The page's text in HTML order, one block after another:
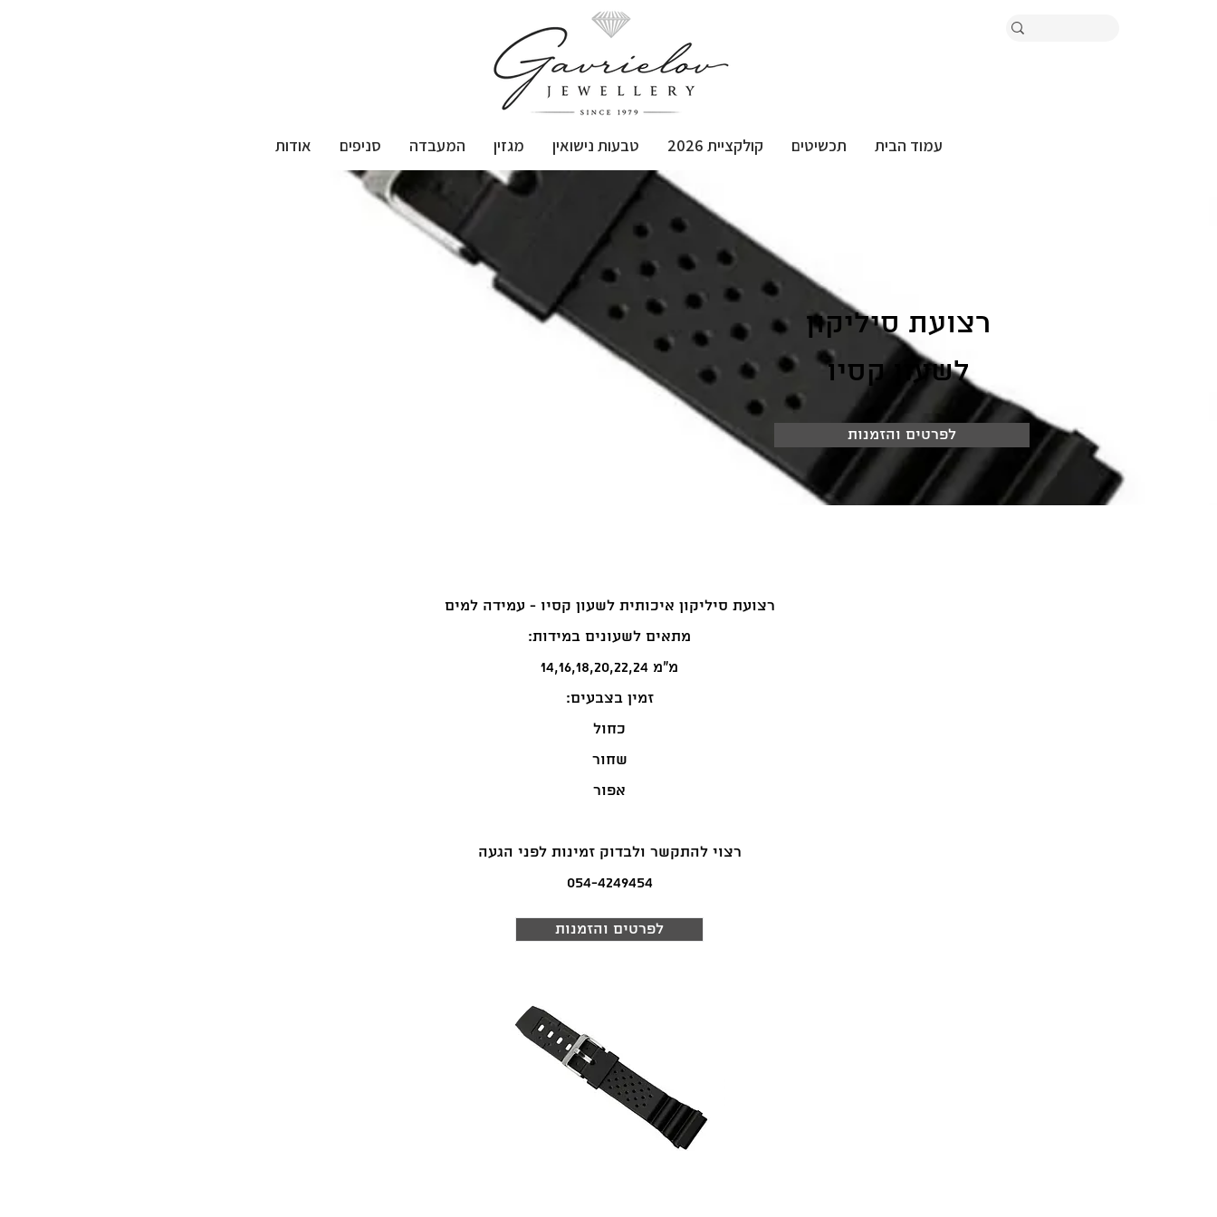
עמוד הבית תכשיטים קולקציית 2026 טבעות נישואין מגזין המעבדה סניפים אודות
רצועת סיליקון
לשעון קסיו
לפרטים והזמנות
רצועת סיליקון איכותית לשעון קסיו - עמידה למים
:מתאים לשעונים במידות
14,16,18,20,22,24 מ"מ
:זמין בצבעים
כחול
שחור
אפור
רצוי להתקשר ולבדוק זמינות לפני הגעה
054-4249454
לפרטים והזמנות